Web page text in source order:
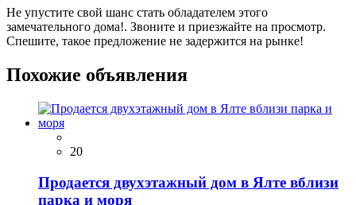
Не упустите свой шанс стать обладателем этого
замечательного дома!. Звоните и приезжайте на просмотр.
Спешите, такое предложение не задержится на рынке!
Похожие объявления
20
Продается двухэтажный дом в Ялте вблизи
парка и моря